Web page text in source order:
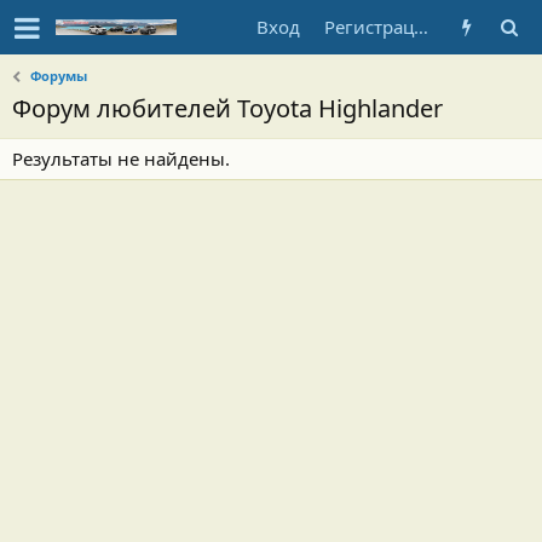
Вход Регистрация
Форумы
Форум любителей Toyota Highlander
Результаты не найдены.